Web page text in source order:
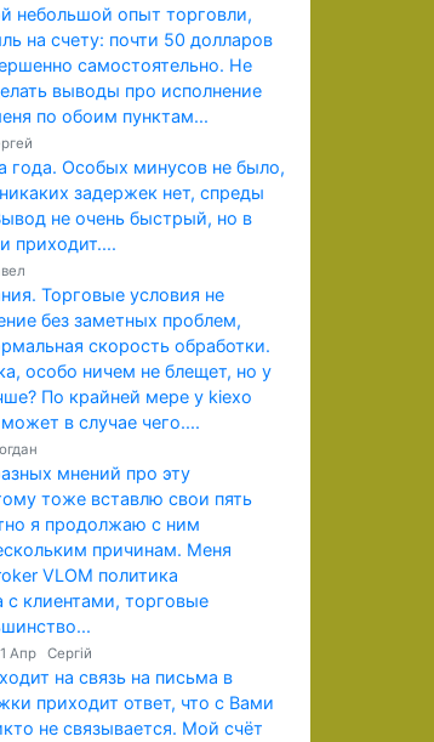
небольшой опыт торговли,
на счету: почти 50 долларов
самостоятельно. Не
выводы про исполнение
по обоим пунктам...
года. Особых минусов не было,
задержек нет, спреды
не очень быстрый, но в
приходит....
Торговые условия не
без заметных проблем,
скорость обработки.
особо ничем не блещет, но у
По крайней мере у kiexo
в случае чего....
мнений про эту
тоже вставлю свои пять
я продолжаю с ним
причинам. Меня
VLOM политика
с клиентами, торговые
Апр Сергій
на связь на письма в
приходит ответ, что с Вами
не связывается. Мой счёт